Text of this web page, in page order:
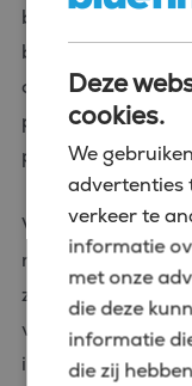
bedrijf. Naast een
bedrijven ook
professionele
Voor een functie
meestal een
zoals
vergelijkbare
in een financiële
Deze
cookies.
We
advertenties
verkeer te
informatie
met onze
die deze
informatie
die zij